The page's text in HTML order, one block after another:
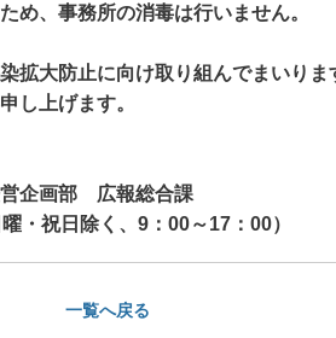
め、事務所の消毒は行いません。
拡大防止に向け取り組んでまいりま
し上げます。
企画部 広報総合課
・祝日除く、 9： 00～17： 00）
一覧へ戻る